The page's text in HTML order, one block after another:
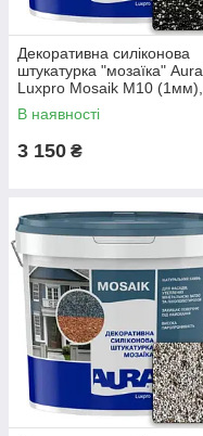
Декоративна силіконова
штукатурка "мозаїка" Aura
Luxpro Mosaik M10 (1мм),
S170, 15кг
В наявності
3 150 ₴